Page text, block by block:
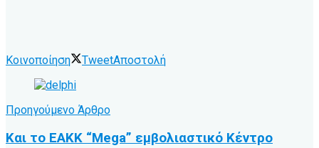
Κοινοποίηση TweetΑποστολή
Προηγούμενο Άρθρο
Και το ΕΑΚΚ “Μega” εμβολιαστικό Κέντρο